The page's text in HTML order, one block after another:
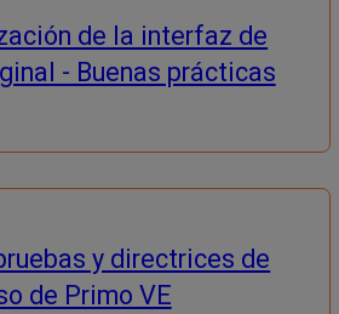
de la interfaz de
- Buenas prácticas
y directrices de
de Primo VE